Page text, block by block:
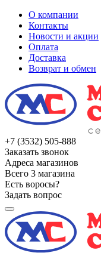
О компании
Контакты
Новости и акции
Оплата
Доставка
Возврат и обмен
+7 (3532) 505-888
Заказать звонок
Адреса магазинов
Всего 3 магазина
Есть воросы?
Задать вопрос